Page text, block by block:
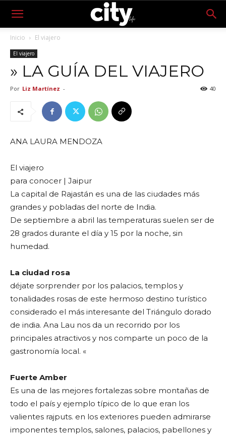
Inicio El viajero
El viajero
» LA GUÍA DEL VIAJERO
Por Liz Martínez - 40
ANA LAURA MENDOZA
El viajero
para conocer | Jaipur
La capital de Rajastán es una de las ciudades más
grandes y pobladas del norte de India.
De septiembre a abril las temperaturas suelen ser de
28 grados durante el día y 15 por la noche, sin
humedad.
La ciudad rosa
déjate sorprender por los palacios, templos y
tonalidades rosas de este hermoso destino turístico
considerado el más interesante del Triángulo dorado
de india. Ana Lau nos da un recorrido por los
principales atractivos y nos comparte un poco de la
gastronomía local. «
Fuerte Amber
Es una de las mejores fortalezas sobre montañas de
todo el país y ejemplo típico de lo que eran los
valientes rajputs. en los exteriores pueden admirarse
imponentes templos, salones, palacios, pabellones y